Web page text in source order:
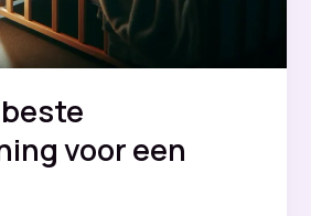
voor een